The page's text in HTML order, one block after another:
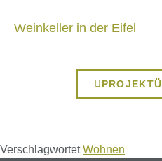
Weinkeller in der Eifel
VerschlagwortetWohnen